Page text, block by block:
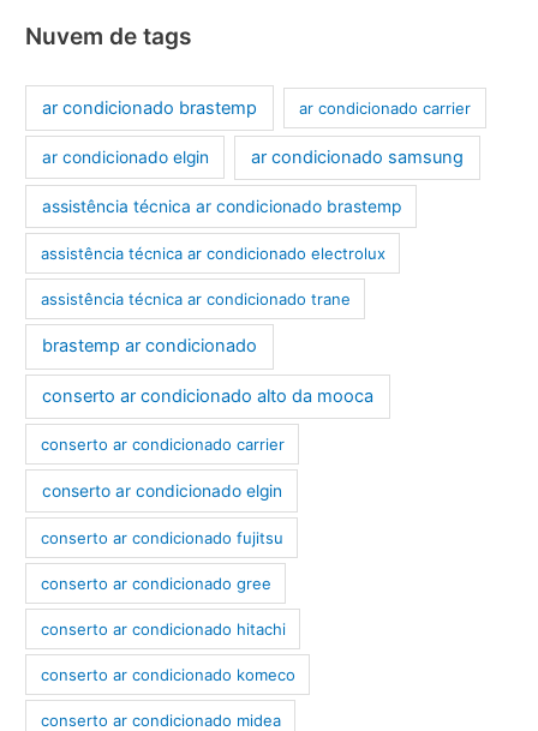
Nuvem de tags
ar condicionado brastemp ar condicionado carrier
ar condicionado elgin ar condicionado samsung
assistência técnica ar condicionado brastemp
assistência técnica ar condicionado electrolux
assistência técnica ar condicionado trane
brastemp ar condicionado
conserto ar condicionado alto da mooca
conserto ar condicionado carrier
conserto ar condicionado elgin
conserto ar condicionado fujitsu
conserto ar condicionado gree
conserto ar condicionado hitachi
conserto ar condicionado komeco
conserto ar condicionado midea